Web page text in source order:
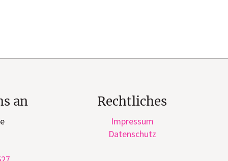
an Rechtliches
Impressum
Datenschutz